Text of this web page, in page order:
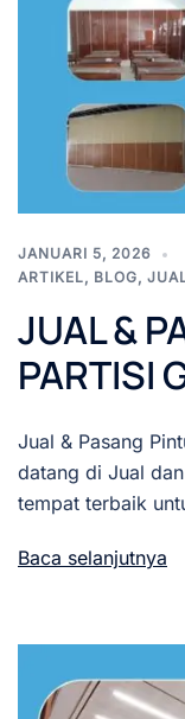
JANUARI 5, 2026
ARTIKEL, BLOG,
JUAL &
PARTISI
Jual & Pasang
datang di Jual
tempat terbaik
Baca selanjutnya